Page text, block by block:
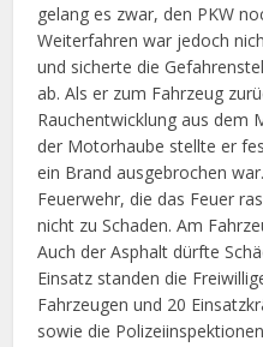
gelang es zwar, den PKW
Weiterfahren war jedoch
und sicherte die
ab. Als er zum Fahrzeug
Rauchentwicklung aus dem
der Motorhaube stellte er
ein Brand ausgebrochen
Feuerwehr, die das Feuer
nicht zu Schaden. Am
Auch der Asphalt dürfte
Einsatz standen die
Fahrzeugen und 20
sowie die